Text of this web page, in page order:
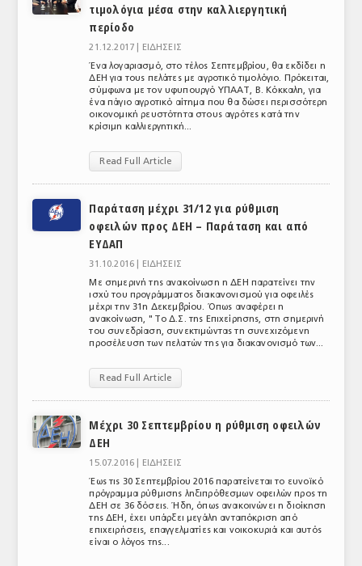
τιμολόγια μέσα στην καλλιεργητική
περίοδο
21.12.2017 |
ΕΙΔΗΣΕΙΣ
Ένα λογαριασμό, στο τέλος Σεπτεμβρίου, θα εκδίδει η
ΔΕΗ για τους πελάτες με αγροτικό τιμολόγιο. Πρόκειται,
σύμφωνα με τον υφυπουργό ΥΠΑΑΤ, Β. Κόκκαλη, για
ένα πάγιο αγροτικό αίτημα που θα δώσει περισσότερη
οικονομική ρευστότητα στους αγρότες κατά την
κρίσιμη καλλιεργητική...
Read Full Article
Παράταση μέχρι 31/12 για ρύθμιση
οφειλών προς ΔΕΗ – Παράταση και από
ΕΥΔΑΠ
31.10.2016 |
ΕΙΔΗΣΕΙΣ
Με σημερινή της ανακοίνωση η ΔΕΗ παρατείνει την
ισχύ του προγράμματος διακανονισμού για οφειλές
μέχρι την 31η Δεκεμβρίου. Όπως αναφέρει η
ανακοίνωση, "Το Δ.Σ. της Επιχείρησης, στη σημερινή
του συνεδρίαση, συνεκτιμώντας τη συνεχιζόμενη
προσέλευση των πελατών της για διακανονισμό των...
Read Full Article
Μέχρι 30 Σεπτεμβρίου η ρύθμιση οφειλών
ΔΕΗ
15.07.2016 |
ΕΙΔΗΣΕΙΣ
Έως τις 30 Σεπτεμβρίου 2016 παρατείνεται το ευνοϊκό
πρόγραμμα ρύθμισης ληξιπρόθεσμων οφειλών προς τη
ΔΕΗ σε 36 δόσεις. Ήδη, όπως ανακοινώνει η διοίκηση
της ΔΕΗ, έχει υπάρξει μεγάλη ανταπόκριση από
επιχειρήσεις, επαγγελματίες και νοικοκυριά και αυτός
είναι ο λόγος της...